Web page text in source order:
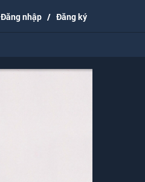
Đăng nhập / Đăng ký